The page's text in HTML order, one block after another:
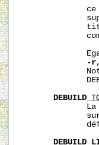
-r
DEBUILD_